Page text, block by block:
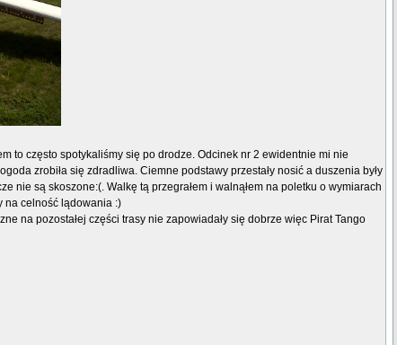
to często spotykaliśmy się po drodze. Odcinek nr 2 ewidentnie mi nie
zrobiła się zdradliwa. Ciemne podstawy przestały nosić a duszenia były
nie są skoszone:(. Walkę tą przegrałem i walnąłem na poletku o wymiarach
na celność lądowania :)
na pozostałej części trasy nie zapowiadały się dobrze więc Pirat Tango